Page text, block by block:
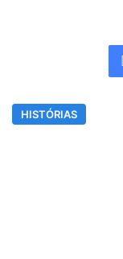
HISTÓRIAS